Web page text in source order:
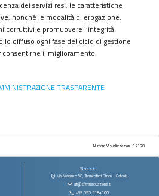
dei servizi resi, le caratteristiche
nonché le modalità di erogazione;
corruttivi e promuovere l’integrità;
diffuso ogni fase del ciclo di gestione
il miglioramento.
TRASPARENTE
Numero Visualizzazioni: 17170
Sfera s.r.l.
via Novaluce 50, Tremestieri Etneo - Catania
at@sferainnovazione.it
+39 095 5184160